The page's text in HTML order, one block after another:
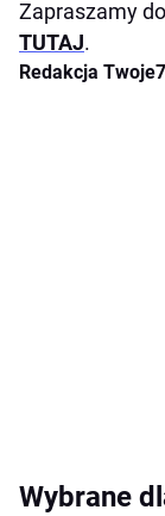
Zapraszamy
TUTAJ.
Redakcja
Wybrane